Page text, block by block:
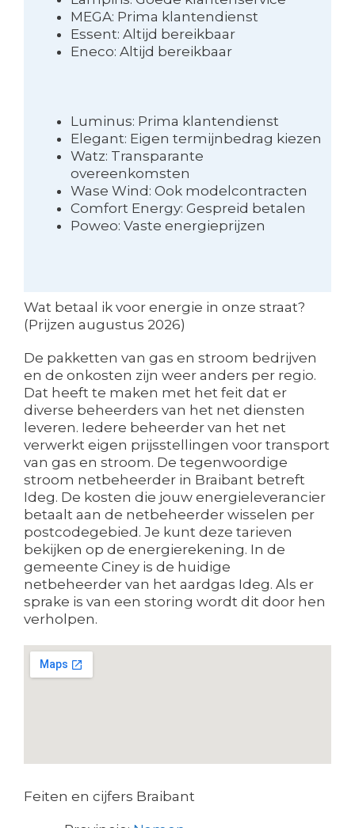
MEGA: Prima klantendienst
Essent: Altijd bereikbaar
Eneco: Altijd bereikbaar
Luminus: Prima klantendienst
Elegant: Eigen termijnbedrag kiezen
Watz: Transparante
overeenkomsten
Wase Wind: Ook modelcontracten
Comfort Energy: Gespreid betalen
Poweo: Vaste energieprijzen
Wat betaal ik voor energie in onze straat?
(Prijzen augustus 2026)
De pakketten van gas en stroom bedrijven
en de onkosten zijn weer anders per regio.
Dat heeft te maken met het feit dat er
diverse beheerders van het net diensten
leveren. Iedere beheerder van het net
verwerkt eigen prijsstellingen voor transport
van gas en stroom. De tegenwoordige
stroom netbeheerder in Braibant betreft
Ideg. De kosten die jouw energieleverancier
betaalt aan de netbeheerder wisselen per
postcodegebied. Je kunt deze tarieven
bekijken op de energierekening. In de
gemeente Ciney is de huidige
netbeheerder van het aardgas Ideg. Als er
sprake is van een storing wordt dit door hen
verholpen.
Feiten en cijfers Braibant